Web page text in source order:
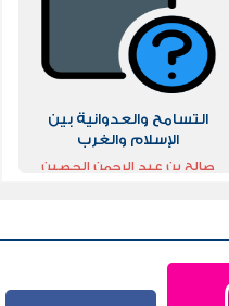
التسامح والعدوانية بين
الإسلام والغرب
صالح بن عبد الرحمن الحصين